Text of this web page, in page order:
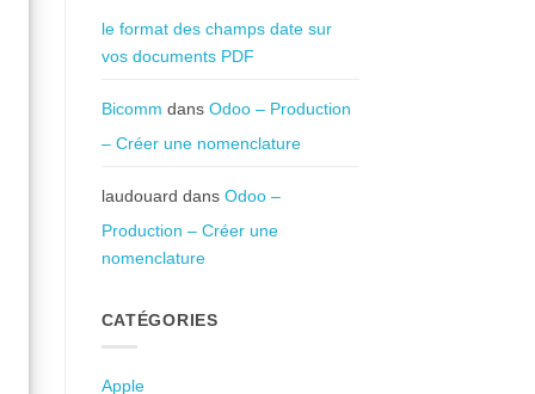
le format des champs date sur
vos documents PDF
Bicomm dans Odoo – Production
– Créer une nomenclature
laudouard dans Odoo –
Production – Créer une
nomenclature
CATÉGORIES
Apple